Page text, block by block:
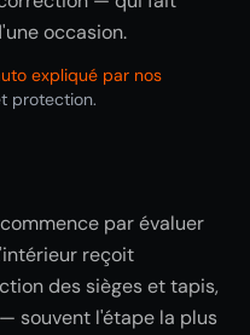
occasion.
expliqué par nos
protection.
par évaluer
reçoit
des sièges et tapis,
souvent l'étape la plus